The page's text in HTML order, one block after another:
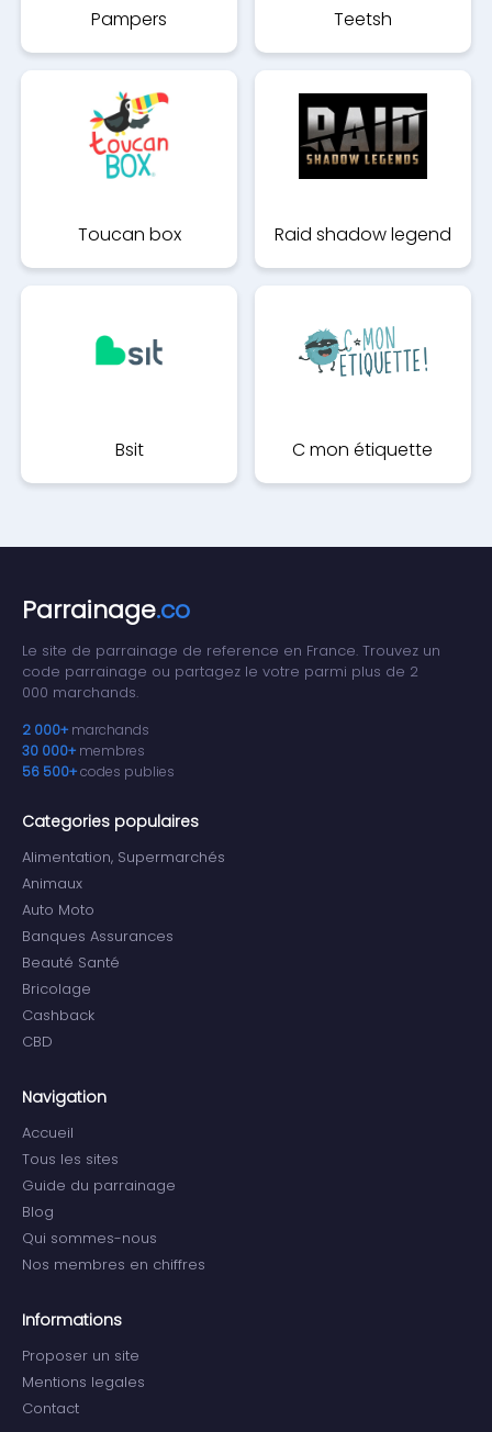
Pampers Teetsh
Toucan box Raid shadow legend
Bsit C mon étiquette
Parrainage.co
Le site de parrainage de reference en France. Trouvez un
code parrainage ou partagez le votre parmi plus de 2
000 marchands.
2 000+ marchands
30 000+ membres
56 500+codes publies
Categories populaires
Alimentation, Supermarchés
Animaux
Auto Moto
Banques Assurances
Beauté Santé
Bricolage
Cashback
CBD
Navigation
Accueil
Tous les sites
Guide du parrainage
Blog
Qui sommes-nous
Nos membres en chiffres
Informations
Proposer un site
Mentions legales
Contact